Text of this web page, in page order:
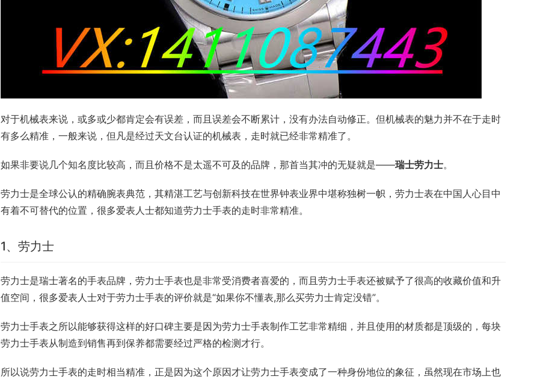
对于机械表来说，或多或少都肯定会有误差，而且误差会不断累计，没有办法自动修正。但机械表的魅力并不在于走时
有多么精准，一般来说，但凡是经过天文台认证的机械表，走时就已经非常精准了。
如果非要说几个知名度比较高，而且价格不是太遥不可及的品牌，那首当其冲的无疑就是——瑞士劳力士。
劳力士是全球公认的精确腕表典范，其精湛工艺与创新科技在世界钟表业界中堪称独树一帜，劳力士表在中国人心目中
有着不可替代的位置，很多爱表人士都知道劳力士手表的走时非常精准。
1、劳力士
劳力士是瑞士著名的手表品牌，劳力士手表也是非常受消费者喜爱的，而且劳力士手表还被赋予了很高的收藏价值和升
值空间，很多爱表人士对于劳力士手表的评价就是“如果你不懂表,那么买劳力士肯定没错”。
劳力士手表之所以能够获得这样的好口碑主要是因为劳力士手表制作工艺非常精细，并且使用的材质都是顶级的，每块
劳力士手表从制造到销售再到保养都需要经过严格的检测才行。
所以说劳力士手表的走时相当精准，正是因为这个原因才让劳力士手表变成了一种身份地位的象征，虽然现在市场上也